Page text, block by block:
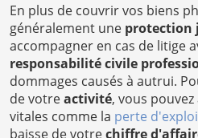
En plus de couvrir vos biens
généralement une protection
accompagner en cas de litige
responsabilité civile
dommages causés à autrui.
de votreactivité, vous
vitales comme la perte
baisse de votrechiffre